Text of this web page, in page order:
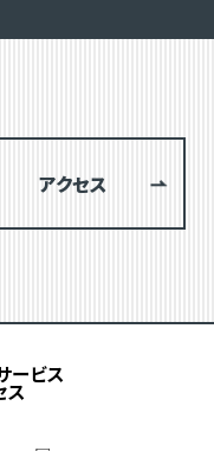
アクセス
ービス
ス